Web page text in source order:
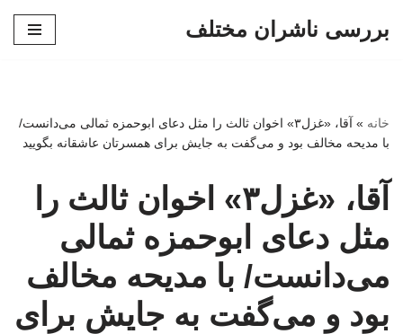
بررسی ناشران مختلف
خانه »
آقا، «غزل۳» اخوان ‌ثالث را مثل دعای ابوحمزه ثمالی می‌دانست/
با مدیحه مخالف بود و می‌گفت به جایش برای همسرتان عاشقانه بگویید
آقا، «غزل۳» اخوان ‌ثالث را
مثل دعای ابوحمزه ثمالی
می‌دانست/ با مدیحه مخالف
بود و می‌گفت به جایش برای